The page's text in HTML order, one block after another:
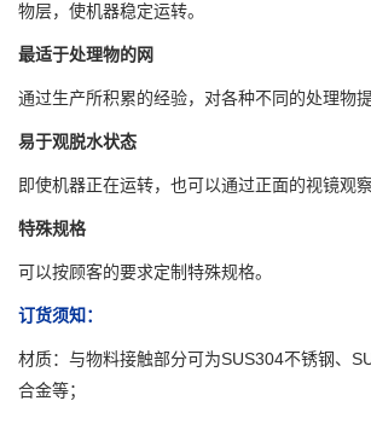
物层，使机器稳定运转。
最适于处理物的网
通过生产所积累的经验，对各种不同的处理物
易于观脱水状态
即使机器正在运转，也可以通过正面的视镜观
特殊规格
可以按顾客的要求定制特殊规格。
订货须知：
材质：与物料接触部分可为SUS304不锈钢、
合金等；